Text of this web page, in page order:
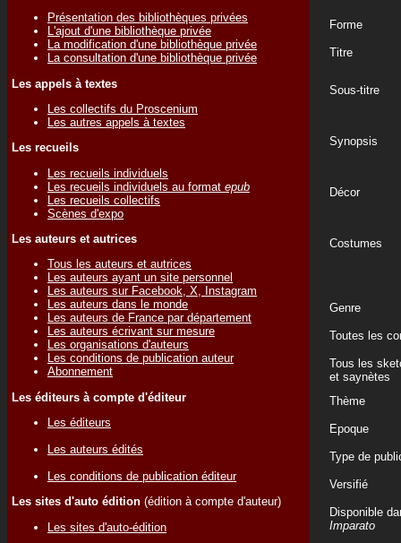
Présentation des bibliothèques privées
L'ajout d'une bibliothèque privée
La modification d'une bibliothèque privée
La consultation d'une bibliothèque privée
Les appels à textes
Les collectifs du Proscenium
Les autres appels à textes
Les recueils
Les recueils individuels
Les recueils individuels au format epub
Les recueils collectifs
Scènes d'expo
Les auteurs et autrices
Tous les auteurs et autrices
Les auteurs ayant un site personnel
Les auteurs sur Facebook, X, Instagram
Les auteurs dans le monde
Les auteurs de France par département
Les auteurs écrivant sur mesure
Les organisations d'auteurs
Les conditions de publication auteur
Abonnement
Les éditeurs à compte d'éditeur
Les éditeurs
Les auteurs édités
Les conditions de publication éditeur
Les sites d'auto édition (édition à compte d'auteur)
Les sites d'auto-édition
Forme
Titre
Sous-titre
Synopsis
Décor
Costumes
Genre
Toutes les
Tous les
et saynètes
Thème
Epoque
Type de
Versifié
Disponible
Imparato